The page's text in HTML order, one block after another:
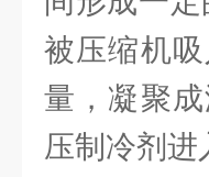
被压缩机
量，凝聚
压制冷剂